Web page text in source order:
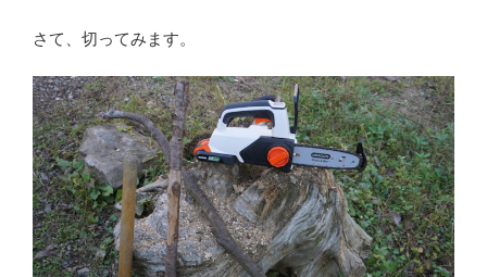
さて、切ってみます。